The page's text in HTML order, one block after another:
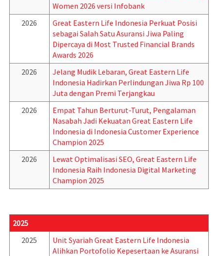
Women 2026 versi Infobank
2026
Great Eastern Life Indonesia Perkuat Posisi
sebagai Salah Satu Asuransi Jiwa Paling
Dipercaya di Most Trusted Financial Brands
Awards 2026
2026
Jelang Mudik Lebaran, Great Eastern Life
Indonesia Hadirkan Perlindungan Jiwa Rp 100
Juta dengan Premi Terjangkau
2026
Empat Tahun Berturut-Turut, Pengalaman
Nasabah Jadi Kekuatan Great Eastern Life
Indonesia di Indonesia Customer Experience
Champion 2025
2026
Lewat Optimalisasi SEO, Great Eastern Life
Indonesia Raih Indonesia Digital Marketing
Champion 2025
2025
2025
Unit Syariah Great Eastern Life Indonesia
Alihkan Portofolio Kepesertaan ke Asuransi